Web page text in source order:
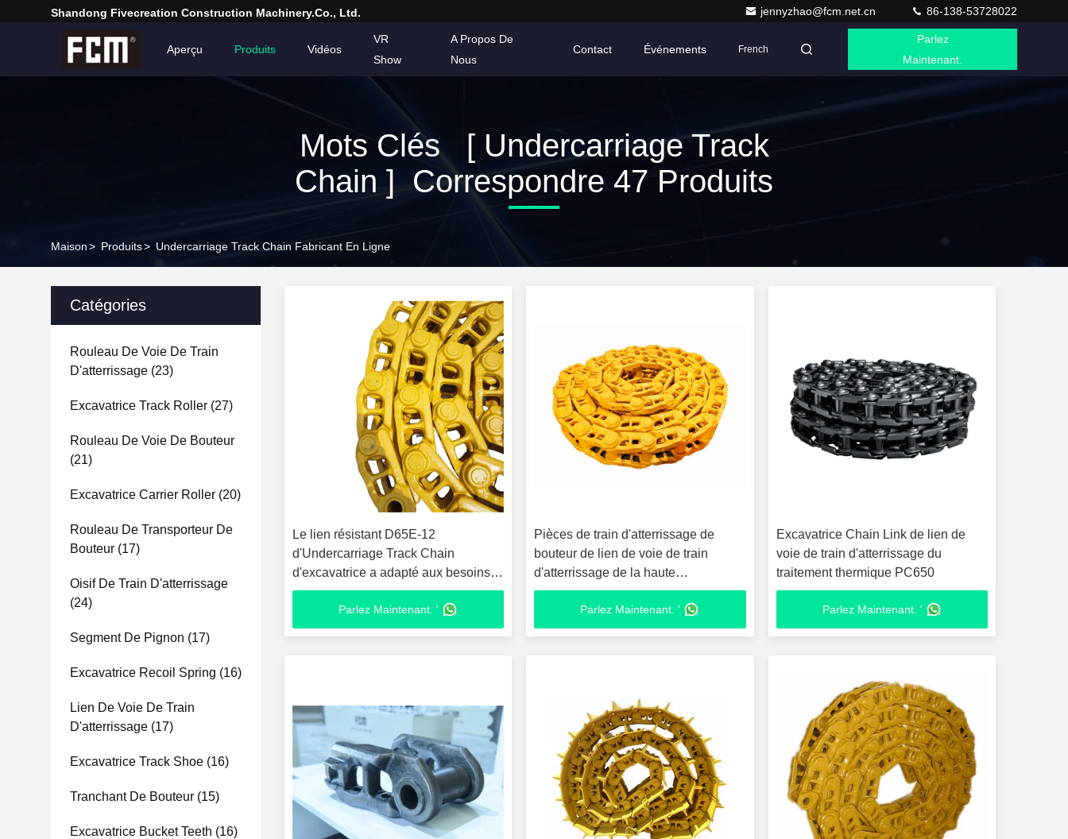
Shandong Fivecreation Construction Machinery.Co., Ltd. jennyzhao@fcm.net.cn 86-138-53728022
Aperçu Produits Vidéos
VR
Show
A Propos De
Nous
Contact Événements French
Parlez
Maintenant.
Mots Clés [ Undercarriage Track
Chain ] Correspondre 47 Produits
Maison> Produits> Undercarriage Track Chain Fabricant En Ligne
Catégories
Rouleau De Voie De Train
D'atterrissage (23)
Excavatrice Track Roller (27)
Rouleau De Voie De Bouteur
(21)
Excavatrice Carrier Roller (20)
Rouleau De Transporteur De
Bouteur (17)
Oisif De Train D'atterrissage
(24)
Segment De Pignon (17)
Excavatrice Recoil Spring (16)
Lien De Voie De Train
D'atterrissage (17)
Excavatrice Track Shoe (16)
Tranchant De Bouteur (15)
Excavatrice Bucket Teeth (16)
Le lien résistant D65E-12
d'Undercarriage Track Chain
d'excavatrice a adapté aux besoins
du client
Parlez Maintenant. '
Pièces de train d'atterrissage de
bouteur de lien de voie de train
d'atterrissage de la haute
performance D155
Parlez Maintenant. '
Excavatrice Chain Link de lien de
voie de train d'atterrissage du
traitement thermique PC650
Parlez Maintenant. '